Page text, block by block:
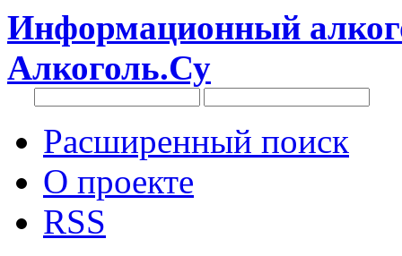
Информационный
Алкоголь.Су
Расширенный поиск
О проекте
RSS